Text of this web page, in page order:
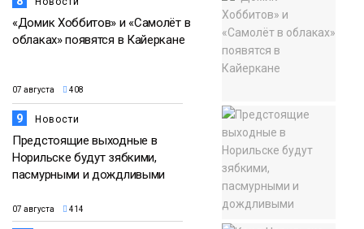
«Домик Хоббитов» и «Самолёт в
облаках» появятся в Кайеркане
07 августа 408
9 Новости
Предстоящие выходные в
Норильске будут зябкими,
пасмурными и дождливыми
07 августа 414